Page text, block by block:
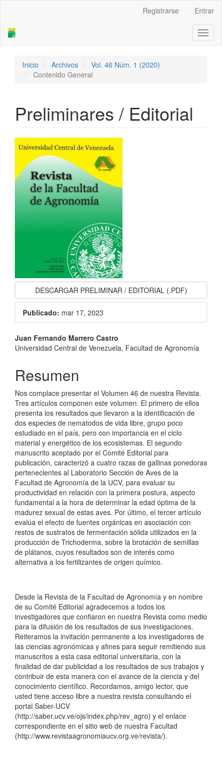
Barra
Registrarse Entrar
Inicio Archivos
Vol. 46 Núm. 1 (2020)
Contenido General
Preliminares / Editorial
Barra
lateral
del
artículo
DESCARGAR PRELIMINAR / EDITORIAL (.PDF)
Publicado: mar 17, 2023
Contenido
principal
del
artículo
Juan Fernando Marrero Castro
Universidad Central de Venezuela, Facultad de Agronomía
Resumen
Nos complace presentar el Volumen 46 de nuestra Revista.
Tres artículos componen este volumen. El primero de ellos
presenta los resultados que llevaron a la identificación de
dos especies de nematodos de vida libre, grupo poco
estudiado en el país, pero con importancia en el ciclo
material y energético de los ecosistemas. El segundo
manuscrito aceptado por el Comité Editorial para
publicación, caracterizó a cuatro razas de gallinas ponedoras
pertenecientes al Laboratorio Sección de Aves de la
Facultad de Agronomía de la UCV, para evaluar su
productividad en relación con la primera postura, aspecto
fundamental a la hora de determinar la edad óptima de la
madurez sexual de estas aves. Por último, el tercer artículo
evalúa el efecto de fuentes orgánicas en asociación con
restos de sustratos de fermentación sólida utilizados en la
producción de Trichoderma, sobre la brotación de semillas
de plátanos, cuyos resultados son de interés como
alternativa a los fertilizantes de origen químico.
Desde la Revista de la Facultad de Agronomía y en nombre
de su Comité Editorial agradecemos a todos los
investigadores que confiaron en nuestra Revista como medio
para la difusión de los resultados de sus investigaciones.
Reiteramos la invitación permanente a los investigadores de
las ciencias agronómicas y afines para seguir remitiendo sus
manuscritos a esta casa editorial universitaria, con la
finalidad de dar publicidad a los resultados de sus trabajos y
contribuir de esta manera con el avance de la ciencia y del
conocimiento científico. Recordamos, amigo lector, que
usted tiene acceso libre a nuestra revista consultando el
portal Saber-UCV
(http://saber.ucv.ve/ojs/index.php/rev_agro) y el enlace
correspondiente en el sitio web de nuestra Facultad
(http://www.revistaagronomiaucv.org.ve/revista/).